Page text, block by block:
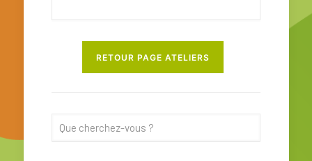
RETOUR PAGE ATELIERS